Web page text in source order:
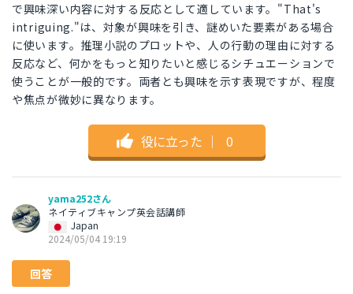
で興味深い内容に対する反応として適しています。"That's
intriguing."は、対象が興味を引き、謎めいた要素がある場合
に使います。推理小説のプロットや、人の行動の理由に対する
反応など、何かをもっと知りたいと感じるシチュエーションで
使うことが一般的です。両者とも興味を示す表現ですが、程度
や焦点が微妙に異なります。
役に立った ｜ 0
yama252さん
ネイティブキャンプ英会話講師
Japan
2024/05/04 19:19
回答